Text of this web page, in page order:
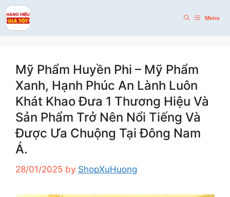
Skip
to
content
Menu
Mỹ Phẩm Huyền Phi – Mỹ Phẩm
Xanh, Hạnh Phúc An Lành Luôn
Khát Khao Đưa 1 Thương Hiệu Và
Sản Phẩm Trở Nên Nổi Tiếng Và
Được Ưa Chuộng Tại Đông Nam
Á.
28/01/2025 by ShopXuHuong